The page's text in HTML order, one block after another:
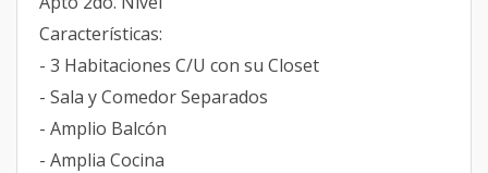
Características:
- 3 Habitaciones C/U con su Closet
- Sala y Comedor Separados
- Amplio Balcón
- Amplia Cocina